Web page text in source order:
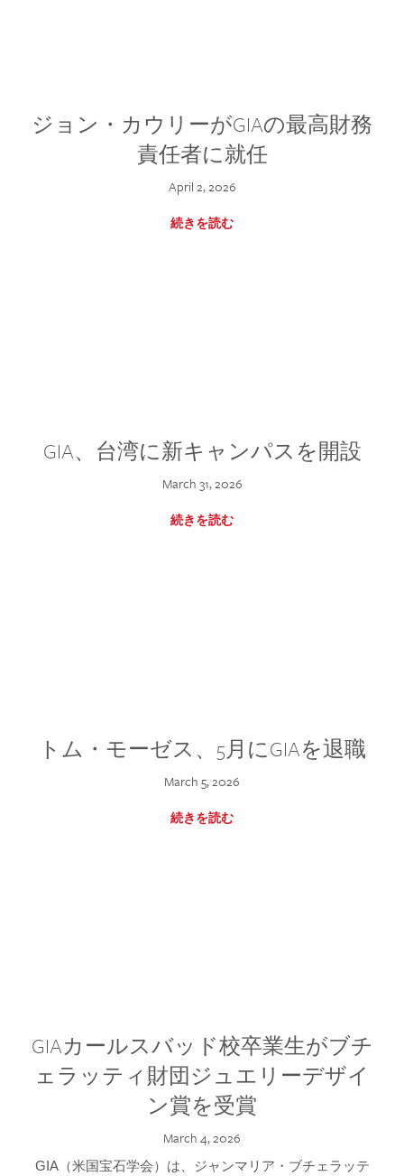
ジョン・カウリーがGIAの最高財務
責任者に就任
April 2, 2026
続きを読む
GIA、台湾に新キャンパスを開設
March 31, 2026
続きを読む
トム・モーゼス、5月にGIAを退職
March 5, 2026
続きを読む
GIAカールスバッド校卒業生がブチ
ェラッティ財団ジュエリーデザイ
ン賞を受賞
March 4, 2026
GIA（米国宝石学会）は、ジャンマリア・ブチェラッテ